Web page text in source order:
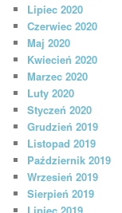
Lipiec 2020
Czerwiec 2020
Maj 2020
Kwiecień 2020
Marzec 2020
Luty 2020
Styczeń 2020
Grudzień 2019
Listopad 2019
Październik 2019
Wrzesień 2019
Sierpień 2019